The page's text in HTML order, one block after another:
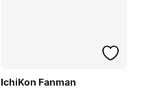
IchiKon Fanman